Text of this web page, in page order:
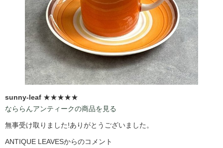
sunny-leaf ★★★★★
なららんアンティークの商品を見る
無事受け取りました!ありがとうございました。
ANTIQUE LEAVESからのコメント